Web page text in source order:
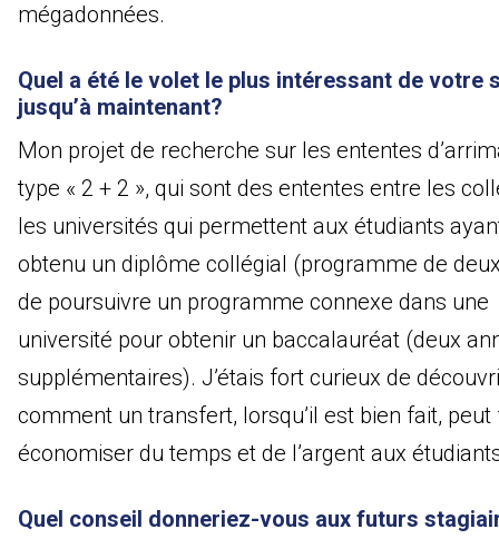
mégadonnées.
Quel a été le volet le plus intéressant de votre
jusqu’à maintenant?
Mon projet de recherche sur les ententes
type « 2 + 2 », qui sont des ententes entre les
les universités qui permettent aux étudiants
obtenu un diplôme collégial (programme de
de poursuivre un programme connexe dans une
université pour obtenir un baccalauréat (deux
supplémentaires). J’étais fort curieux de
comment un transfert, lorsqu’il est bien fait, peut
économiser du temps et de l’argent aux
Quel conseil donneriez-vous aux futurs